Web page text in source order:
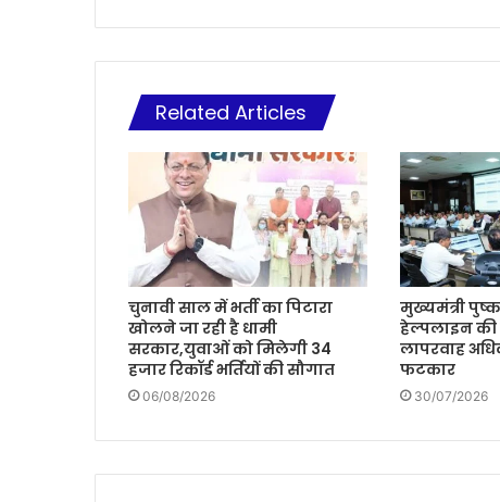
Related Articles
चुनावी साल में भर्ती का पिटारा
खोलने जा रही है धामी
सरकार,युवाओं को मिलेगी 34
हजार रिकॉर्ड भर्तियों की सौगात
06/08/2026
मुख्यमंत्री
हेल्पलाइन की
लापरवाह
फटकार
30/07/2026